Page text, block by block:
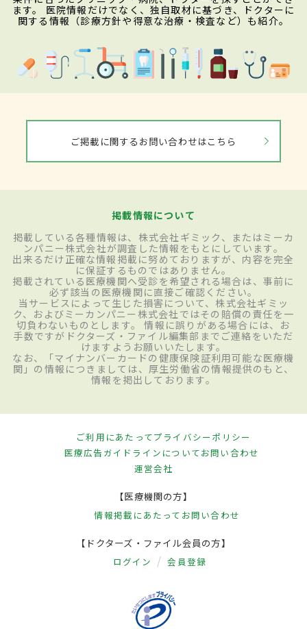
ます。 医院情報だけでなく、独自取材に基づき、ドクターに
関する情報（診療方針や得意な治療・検査など）も紹介。
ご掲載に関するお問い合わせはこちら
掲載情報について
掲載している各種情報は、株式会社ギミック、またはミーカ
ンパニー株式会社が調査した情報をもとにしています。
出来るだけ正確な情報掲載に努めておりますが、内容を完全
に保証するものではありません。
掲載されている医療機関へ受診を希望される場合は、事前に
必ず該当の医療機関に直接ご確認ください。
当サービスによって生じた損害について、株式会社ギミッ
ク、およびミーカンパニー株式会社ではその賠償の責任を一
切負わないものとします。 情報に誤りがある場合には、お
手数ですがドクターズ・ファイル編集部までご連絡をいただ
けますようお願いいたします。
なお、「マイナンバーカードの健康保険証利用可能な医療機
関」の情報につきましては、厚生労働省の情報提供のもと、
情報を掲出しております。
ご利用にあたってプライバシーポリシー
医療広告ガイドラインについてお問い合わせ
運営会社
【医療機関の方】
情報掲載にあたって お問い合わせ
【ドクターズ・ファイル会員の方】
ログイン 会員登録